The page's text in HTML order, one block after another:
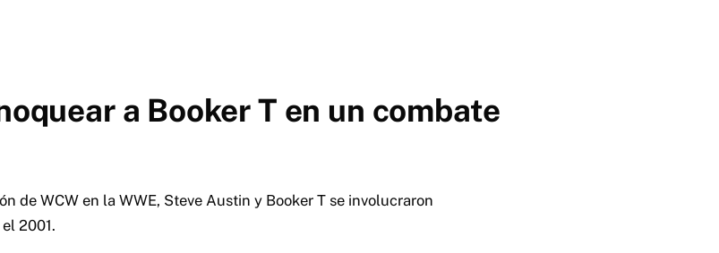
a Booker T en un combate
de WCW en la WWE, Steve Austin y Booker T se involucraron
2001.